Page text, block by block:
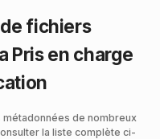
fichiers
Pris en charge
de nombreux
la liste complète ci-